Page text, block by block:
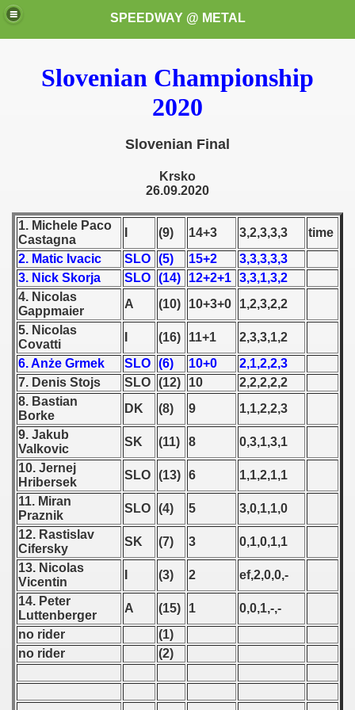
SPEEDWAY @ METAL
Slovenian Championship
2020
Slovenian Final
Krsko
26.09.2020
1. Michele Paco
Castagna
(9) 14+3 3,2,3,3,3
time
2. Matic Ivacic
SLO (5) 15+2
3,3,3,3,3
3. Nick Skorja
SLO (14) 12+2+1 3,3,1,3,2
4. Nicolas
Gappmaier
A (10) 10+3+0
1,2,3,2,2
5. Nicolas
Covatti
(16) 11+1
2,3,3,1,2
6. Anże Grmek
SLO (6) 10+0
2,1,2,2,3
7. Denis Stojs
SLO (12) 10
2,2,2,2,2
8. Bastian
Borke
DK (8) 9
1,1,2,2,3
9. Jakub
Valkovic
SK (11) 8
0,3,1,3,1
10. Jernej
Hribersek
SLO (13) 6
1,1,2,1,1
11. Miran
Praznik
SLO (4) 5
3,0,1,1,0
12. Rastislav
Cifersky
SK (7) 3
0,1,0,1,1
13. Nicolas
Vicentin
(3) 2
ef,2,0,0,-
14. Peter
Luttenberger
A (15) 1
0,0,1,-,-
no rider
(1)
no rider
(2)
these speedway programms)
(My speedway programmes to exchange or sale)
Świata (World Speedway Championship)
1946
- 1952
- 1953